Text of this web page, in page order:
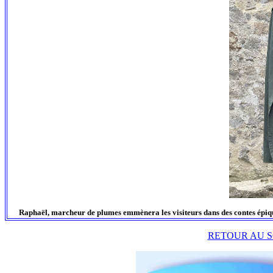
Raphaël, marcheur de plumes emmènera les visiteurs dans des contes
RETOUR AU